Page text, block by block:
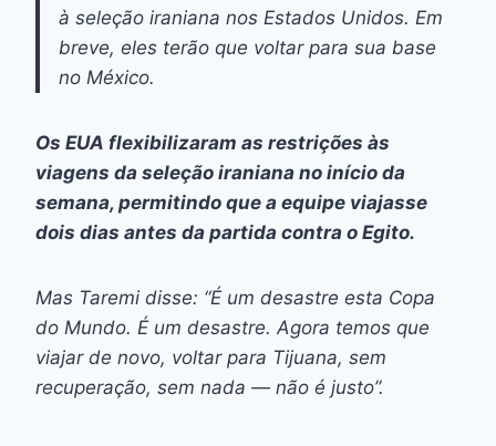
à seleção iraniana nos Estados Unidos. Em
breve, eles terão que voltar para sua base
no México.
Os EUA flexibilizaram as restrições às
viagens da seleção iraniana no início da
semana, permitindo que a equipe viajasse
dois dias antes da partida contra o Egito.
Mas Taremi disse: “É um desastre esta Copa
do Mundo. É um desastre. Agora temos que
viajar de novo, voltar para Tijuana, sem
recuperação, sem nada — não é justo”.